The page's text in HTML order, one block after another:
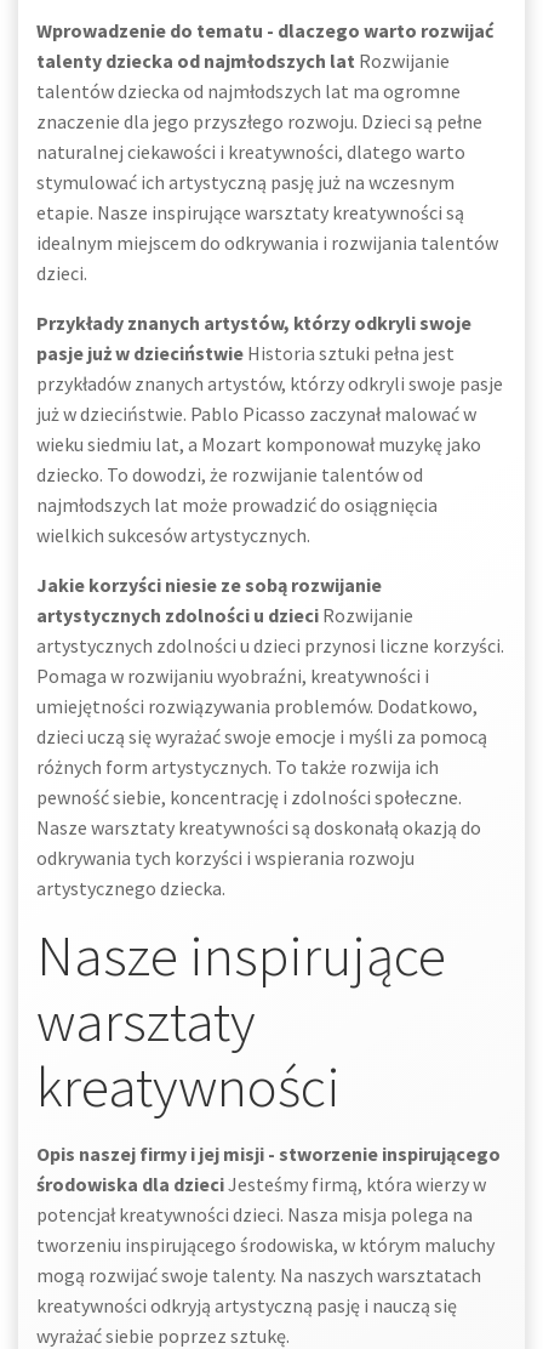
Wprowadzenie do tematu - dlaczego warto rozwijać
talenty dziecka od najmłodszych lat Rozwijanie
talentów dziecka od najmłodszych lat ma ogromne
znaczenie dla jego przyszłego rozwoju. Dzieci są pełne
naturalnej ciekawości i kreatywności, dlatego warto
stymulować ich artystyczną pasję już na wczesnym
etapie. Nasze inspirujące warsztaty kreatywności są
idealnym miejscem do odkrywania i rozwijania talentów
dzieci.
Przykłady znanych artystów, którzy odkryli swoje
pasje już w dzieciństwie Historia sztuki pełna jest
przykładów znanych artystów, którzy odkryli swoje pasje
już w dzieciństwie. Pablo Picasso zaczynał malować w
wieku siedmiu lat, a Mozart komponował muzykę jako
dziecko. To dowodzi, że rozwijanie talentów od
najmłodszych lat może prowadzić do osiągnięcia
wielkich sukcesów artystycznych.
Jakie korzyści niesie ze sobą rozwijanie
artystycznych zdolności u dzieci Rozwijanie
artystycznych zdolności u dzieci przynosi liczne korzyści.
Pomaga w rozwijaniu wyobraźni, kreatywności i
umiejętności rozwiązywania problemów. Dodatkowo,
dzieci uczą się wyrażać swoje emocje i myśli za pomocą
różnych form artystycznych. To także rozwija ich
pewność siebie, koncentrację i zdolności społeczne.
Nasze warsztaty kreatywności są doskonałą okazją do
odkrywania tych korzyści i wspierania rozwoju
artystycznego dziecka.
Nasze inspirujące
warsztaty
kreatywności
Opis naszej firmy i jej misji - stworzenie inspirującego
środowiska dla dzieciJesteśmy firmą, która wierzy w
potencjał kreatywności dzieci. Nasza misja polega na
tworzeniu inspirującego środowiska, w którym maluchy
mogą rozwijać swoje talenty. Na naszych warsztatach
kreatywności odkryją artystyczną pasję i nauczą się
wyrażać siebie poprzez sztukę.